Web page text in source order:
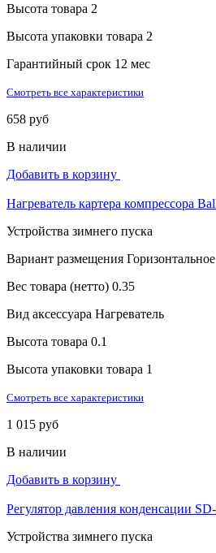
Высота товара 2
Высота упаковки товара 2
Гарантийный срок 12 мес
Смотреть все характеристики
658 руб
В наличии
Добавить в корзину
Нагреватель картера компрессора
Устройства зимнего пуска
Вариант размещения Горизонтальное
Вес товара (нетто) 0.35
Вид аксессуара Нагреватель
Высота товара 0.1
Высота упаковки товара 1
Смотреть все характеристики
1 015 руб
В наличии
Добавить в корзину
Регулятор давления конденсации
Устройства зимнего пуска